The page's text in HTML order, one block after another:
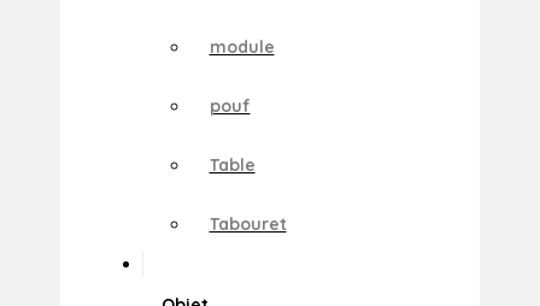
module
pouf
Table
Tabouret